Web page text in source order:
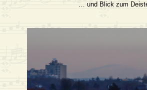
… und Blick zum